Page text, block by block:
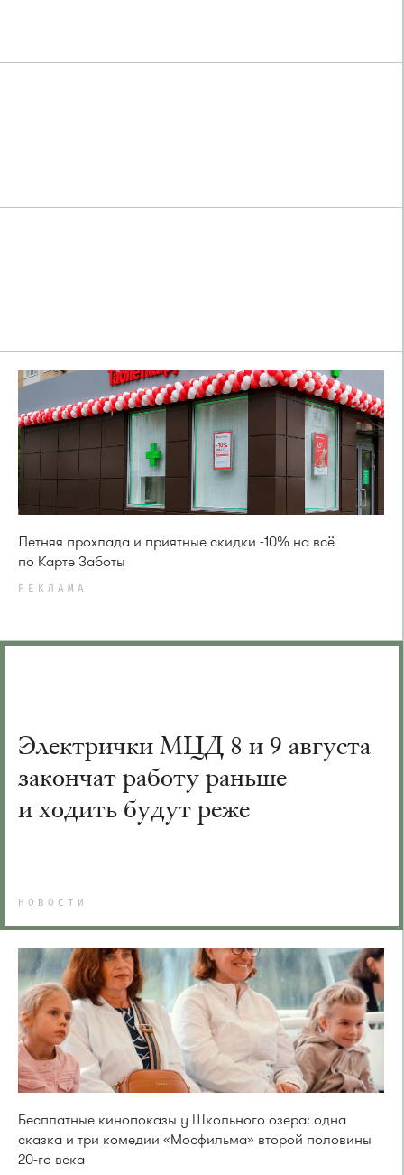
Летняя прохлада и приятные скидки -10% на всё
по Карте Заботы
РЕКЛАМА
Электрички МЦД 8 и 9 августа
закончат работу раньше
и ходить будут реже
НОВОСТИ
Бесплатные кинопоказы у Школьного озера: одна
сказка и три комедии «Мосфильма» второй половины
20-го века